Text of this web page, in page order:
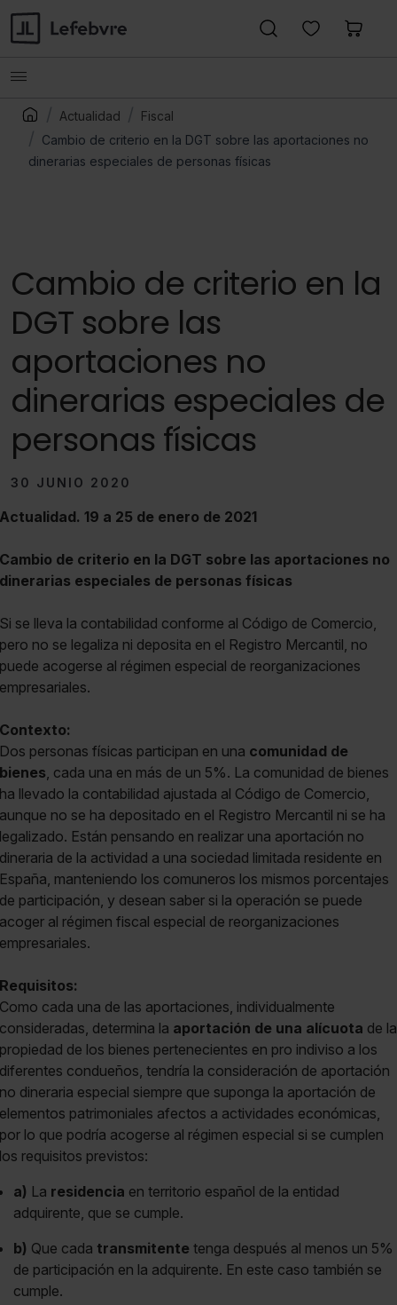
Actualidad
Fiscal
Cambio de criterio en la DGT sobre las aportaciones no
dinerarias especiales de personas físicas
Cambio de criterio en la
DGT sobre las
aportaciones no
dinerarias especiales de
personas físicas
30 JUNIO 2020
Actualidad. 19 a 25 de enero de 2021
Cambio de criterio en la DGT sobre las aportaciones no
dinerarias especiales de personas físicas
Si se lleva la contabilidad conforme al Código de Comercio,
pero no se legaliza ni deposita en el Registro Mercantil, no
puede acogerse al régimen especial de reorganizaciones
empresariales.
Contexto:
Dos personas físicas participan en una comunidad de
bienes, cada una en más de un 5%. La comunidad de bienes
ha llevado la contabilidad ajustada al Código de Comercio,
aunque no se ha depositado en el Registro Mercantil ni se ha
legalizado. Están pensando en realizar una aportación no
dineraria de la actividad a una sociedad limitada residente en
España, manteniendo los comuneros los mismos porcentajes
de participación, y desean saber si la operación se puede
acoger al régimen fiscal especial de reorganizaciones
empresariales.
Requisitos:
Como cada una de las aportaciones, individualmente
consideradas, determina la aportación de una alícuota de la
propiedad de los bienes pertenecientes en pro indiviso a los
diferentes condueños, tendría la consideración de aportación
no dineraria especial siempre que suponga la aportación de
elementos patrimoniales afectos a actividades económicas,
por lo que podría acogerse al régimen especial si se cumplen
los requisitos previstos:
a) La residencia en territorio español de la entidad
adquirente, que se cumple.
b) Que cada transmitente tenga después al menos un 5%
de participación en la adquirente. En este caso también se
cumple.